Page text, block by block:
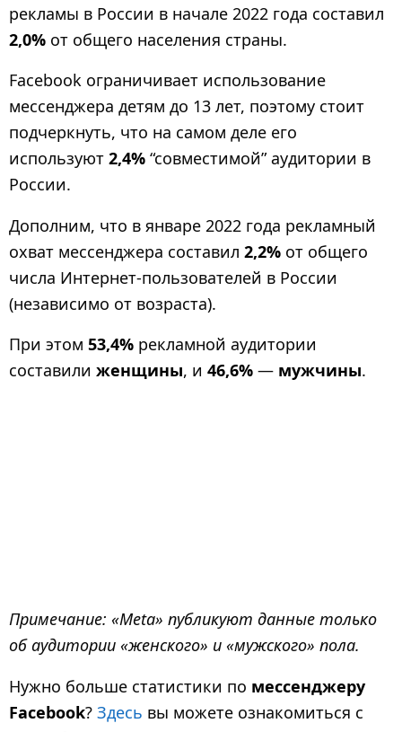
рекламы в России в начале 2022 года составил
2,0% от общего населения страны.
Facebook ограничивает использование
мессенджера детям до 13 лет, поэтому стоит
подчеркнуть, что на самом деле его
используют 2,4% “совместимой” аудитории в
России.
Дополним, что в январе 2022 года рекламный
охват мессенджера составил 2,2% от общего
числа Интернет-пользователей в России
(независимо от возраста).
При этом 53,4% рекламной аудитории
составили женщины, и 46,6% — мужчины.
Примечание: «Meta» публикуют данные только
об аудитории «женского» и «мужского» пола.
Нужно больше статистики по мессенджеру
Facebook? Здесь вы можете ознакомиться с